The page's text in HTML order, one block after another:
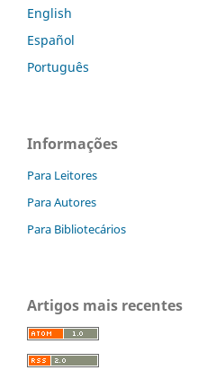
English
Español
Português
Informações
Para Leitores
Para Autores
Para Bibliotecários
Artigos mais recentes